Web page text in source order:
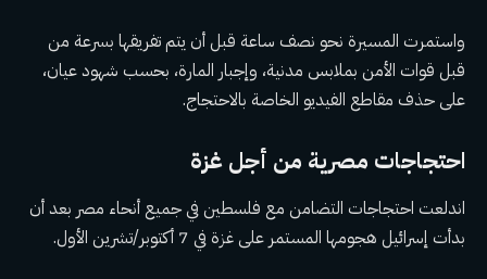
واستمرت المسيرة نحو نصف ساعة قبل أن يتم تفريقها بسرعة من
قبل قوات الأمن بملابس مدنية، وإجبار المارة، بحسب شهود عيان،
على حذف مقاطع الفيديو الخاصة بالاحتجاج.
احتجاجات مصرية من أجل غزة
اندلعت احتجاجات التضامن مع فلسطين في جميع أنحاء مصر بعد أن
بدأت إسرائيل هجومها المستمر على غزة في 7 أكتوبر/تشرين الأول.